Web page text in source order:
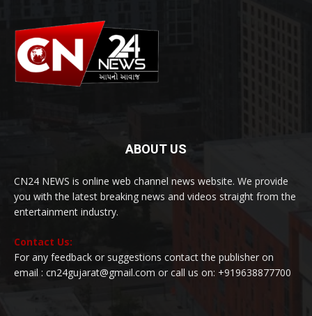
ABOUT US
CN24 NEWS is online web channel news website. We provide
you with the latest breaking news and videos straight from the
entertainment industry.
Contact Us:
For any feedback or suggestions contact the publisher on
email : cn24gujarat@gmail.com or call us on: +919638877700